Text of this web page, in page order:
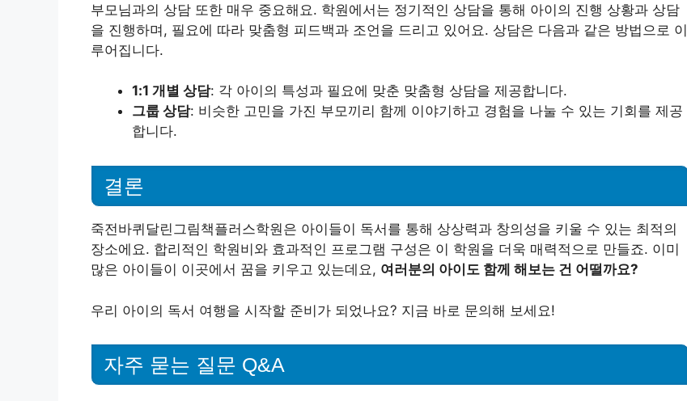
부모님과의 상담 또한 매우 중요해요. 학원에서는 정기적인 상담을 통해 아이의 진행 상황과 상담
을 진행하며, 필요에 따라 맞춤형 피드백과 조언을 드리고 있어요. 상담은 다음과 같은 방법으로 이
루어집니다.
1:1 개별 상담: 각 아이의 특성과 필요에 맞춘 맞춤형 상담을 제공합니다.
그룹 상담: 비슷한 고민을 가진 부모끼리 함께 이야기하고 경험을 나눌 수 있는 기회를 제공
합니다.
결론
죽전바퀴달린그림책플러스학원은 아이들이 독서를 통해 상상력과 창의성을 키울 수 있는 최적의
장소에요. 합리적인 학원비와 효과적인 프로그램 구성은 이 학원을 더욱 매력적으로 만들죠. 이미
많은 아이들이 이곳에서 꿈을 키우고 있는데요, 여러분의 아이도 함께 해보는 건 어떨까요?
우리 아이의 독서 여행을 시작할 준비가 되었나요? 지금 바로 문의해 보세요!
자주 묻는 질문 Q&A